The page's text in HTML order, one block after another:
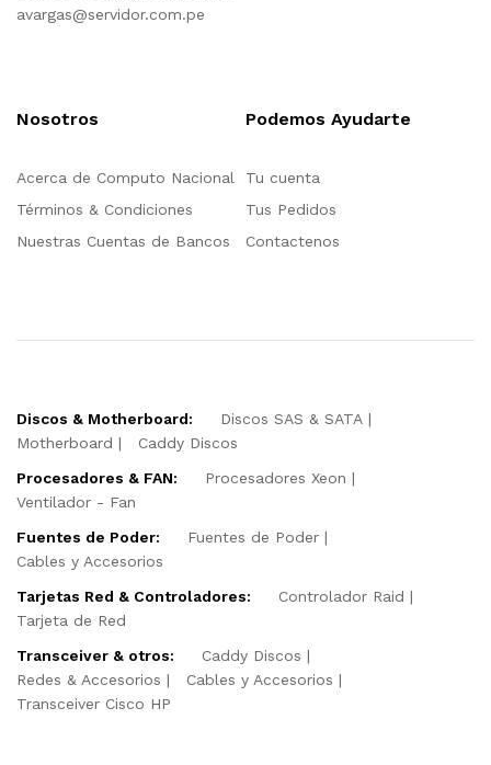
avargas@servidor.com.pe
Nosotros
Acerca de Computo Nacional
Términos & Condiciones
Nuestras Cuentas de Bancos
Podemos Ayudarte
Tu cuenta
Tus Pedidos
Contactenos
Discos & Motherboard:
Discos SAS & SATA
Motherboard
Caddy Discos
Procesadores & FAN:
Procesadores Xeon
Ventilador - Fan
Fuentes de Poder:
Fuentes de Poder
Cables y Accesorios
Tarjetas Red & Controladores:
Controlador Raid
Tarjeta de Red
Transceiver & otros:
Caddy Discos
Redes & Accesorios
Cables y Accesorios
Transceiver Cisco HP